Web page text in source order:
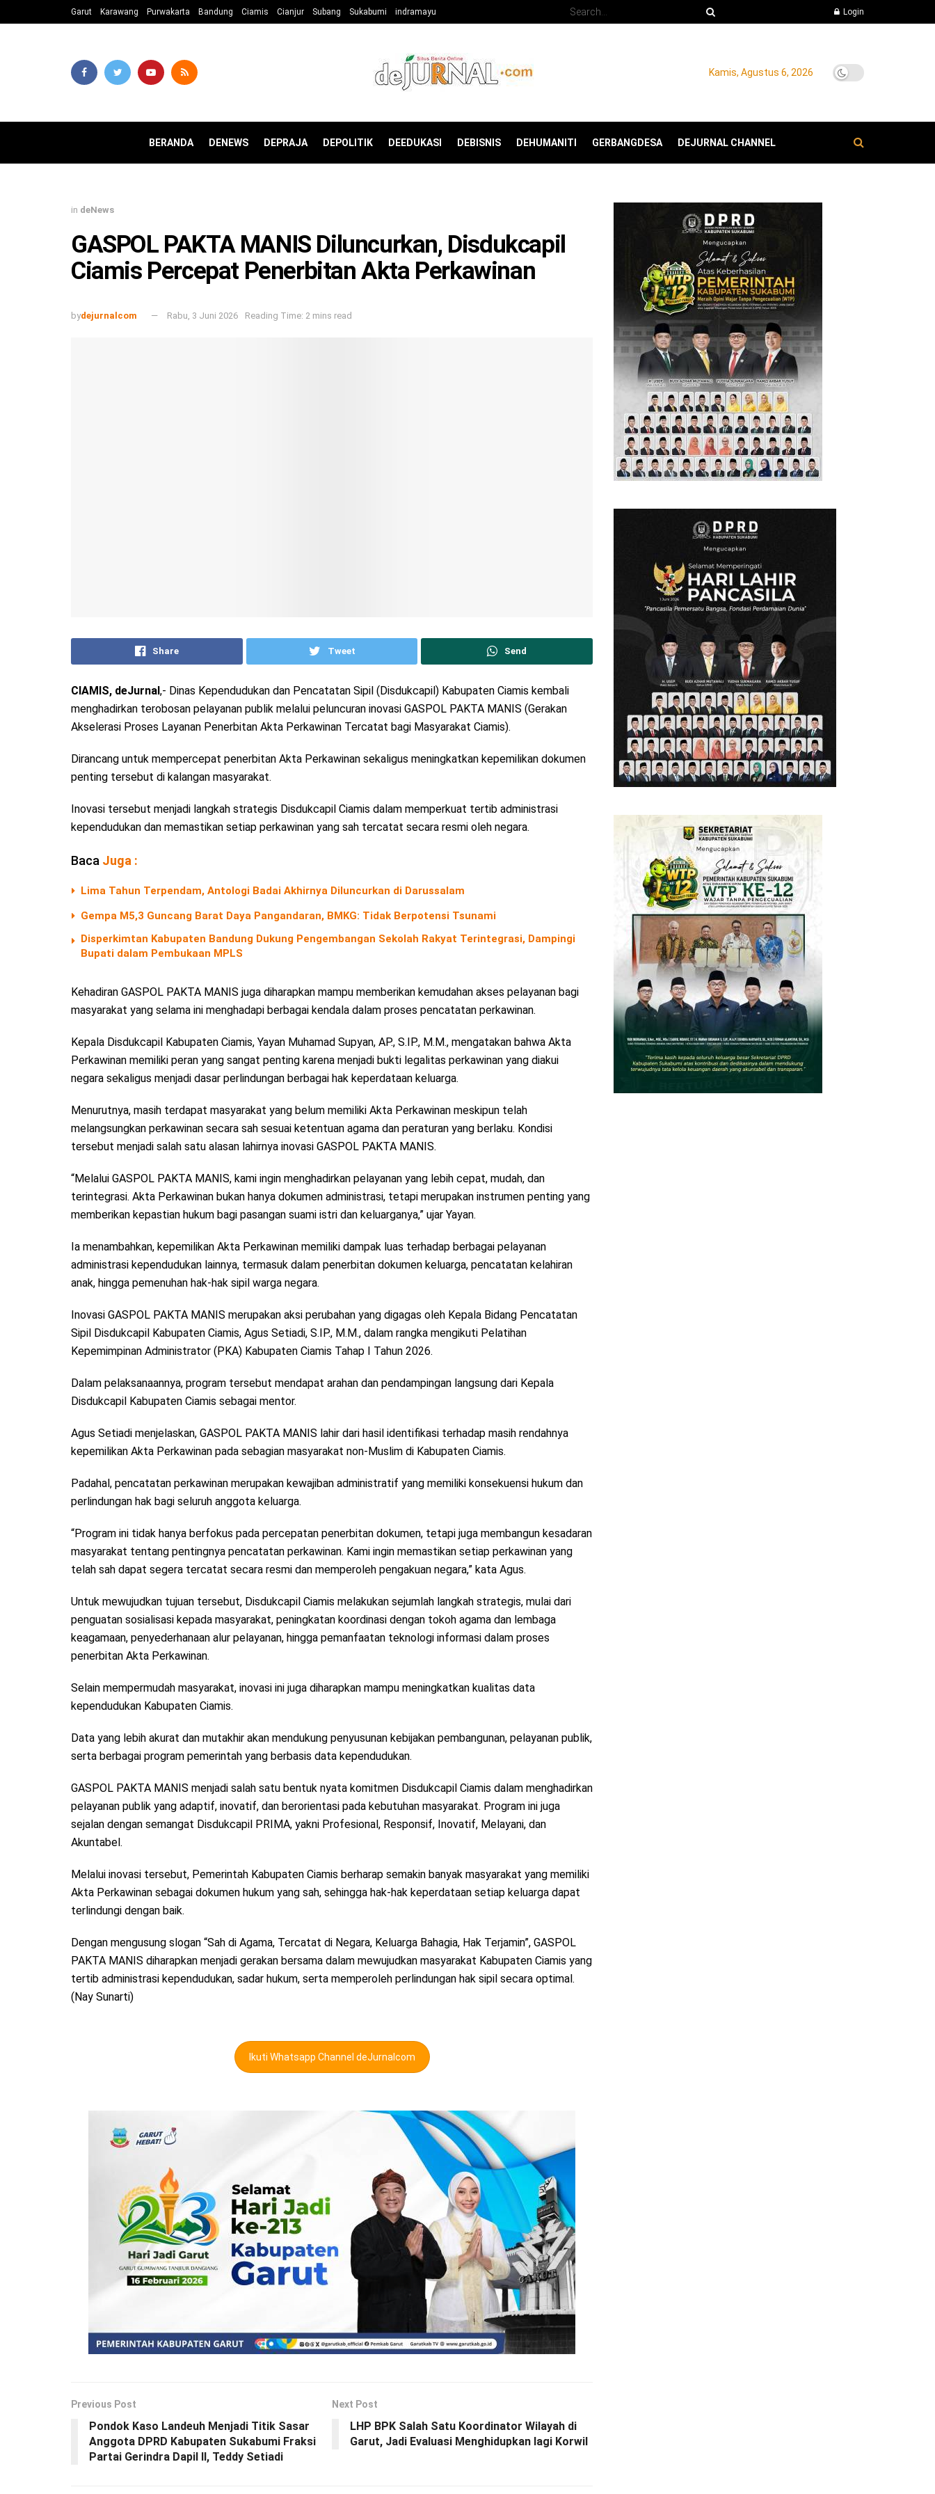
Garut Karawang Purwakarta Bandung Ciamis Cianjur Subang Sukabumi indramayu Login
Kamis, Agustus 6, 2026
BERANDA DENEWS DEPRAJA DEPOLITIK DEEDUKASI DEBISNIS DEHUMANITI GERBANGDESA DEJURNAL CHANNEL
in deNews
GASPOL PAKTA MANIS Diluncurkan, Disdukcapil
Ciamis Percepat Penerbitan Akta Perkawinan
bydejurnalcom Rabu, 3 Juni 2026 Reading Time: 2 mins read
Share Tweet Send
CIAMIS, deJurnal ,- Dinas Kependudukan dan Pencatatan Sipil (Disdukcapil) Kabupaten Ciamis kembali
menghadirkan terobosan pelayanan publik melalui peluncuran inovasi GASPOL PAKTA MANIS (Gerakan
Akselerasi Proses Layanan Penerbitan Akta Perkawinan Tercatat bagi Masyarakat Ciamis).
Dirancang untuk mempercepat penerbitan Akta Perkawinan sekaligus meningkatkan kepemilikan dokumen
penting tersebut di kalangan masyarakat.
Inovasi tersebut menjadi langkah strategis Disdukcapil Ciamis dalam memperkuat tertib administrasi
kependudukan dan memastikan setiap perkawinan yang sah tercatat secara resmi oleh negara.
Baca Juga :
Lima Tahun Terpendam, Antologi Badai Akhirnya Diluncurkan di Darussalam
Gempa M5,3 Guncang Barat Daya Pangandaran, BMKG: Tidak Berpotensi Tsunami
Disperkimtan Kabupaten Bandung Dukung Pengembangan Sekolah Rakyat Terintegrasi, Dampingi
Bupati dalam Pembukaan MPLS
Kehadiran GASPOL PAKTA MANIS juga diharapkan mampu memberikan kemudahan akses pelayanan bagi
masyarakat yang selama ini menghadapi berbagai kendala dalam proses pencatatan perkawinan.
Kepala Disdukcapil Kabupaten Ciamis, Yayan Muhamad Supyan, AP., S.IP., M.M., mengatakan bahwa Akta
Perkawinan memiliki peran yang sangat penting karena menjadi bukti legalitas perkawinan yang diakui
negara sekaligus menjadi dasar perlindungan berbagai hak keperdataan keluarga.
Menurutnya, masih terdapat masyarakat yang belum memiliki Akta Perkawinan meskipun telah
melangsungkan perkawinan secara sah sesuai ketentuan agama dan peraturan yang berlaku. Kondisi
tersebut menjadi salah satu alasan lahirnya inovasi GASPOL PAKTA MANIS.
“Melalui GASPOL PAKTA MANIS, kami ingin menghadirkan pelayanan yang lebih cepat, mudah, dan
terintegrasi. Akta Perkawinan bukan hanya dokumen administrasi, tetapi merupakan instrumen penting yang
memberikan kepastian hukum bagi pasangan suami istri dan keluarganya,” ujar Yayan.
Ia menambahkan, kepemilikan Akta Perkawinan memiliki dampak luas terhadap berbagai pelayanan
administrasi kependudukan lainnya, termasuk dalam penerbitan dokumen keluarga, pencatatan kelahiran
anak, hingga pemenuhan hak-hak sipil warga negara.
Inovasi GASPOL PAKTA MANIS merupakan aksi perubahan yang digagas oleh Kepala Bidang Pencatatan
Sipil Disdukcapil Kabupaten Ciamis, Agus Setiadi, S.IP., M.M., dalam rangka mengikuti Pelatihan
Kepemimpinan Administrator (PKA) Kabupaten Ciamis Tahap I Tahun 2026.
Dalam pelaksanaannya, program tersebut mendapat arahan dan pendampingan langsung dari Kepala
Disdukcapil Kabupaten Ciamis sebagai mentor.
Agus Setiadi menjelaskan, GASPOL PAKTA MANIS lahir dari hasil identifikasi terhadap masih rendahnya
kepemilikan Akta Perkawinan pada sebagian masyarakat non-Muslim di Kabupaten Ciamis.
Padahal, pencatatan perkawinan merupakan kewajiban administratif yang memiliki konsekuensi hukum dan
perlindungan hak bagi seluruh anggota keluarga.
“Program ini tidak hanya berfokus pada percepatan penerbitan dokumen, tetapi juga membangun kesadaran
masyarakat tentang pentingnya pencatatan perkawinan. Kami ingin memastikan setiap perkawinan yang
telah sah dapat segera tercatat secara resmi dan memperoleh pengakuan negara,” kata Agus.
Untuk mewujudkan tujuan tersebut, Disdukcapil Ciamis melakukan sejumlah langkah strategis, mulai dari
penguatan sosialisasi kepada masyarakat, peningkatan koordinasi dengan tokoh agama dan lembaga
keagamaan, penyederhanaan alur pelayanan, hingga pemanfaatan teknologi informasi dalam proses
penerbitan Akta Perkawinan.
Selain mempermudah masyarakat, inovasi ini juga diharapkan mampu meningkatkan kualitas data
kependudukan Kabupaten Ciamis.
Data yang lebih akurat dan mutakhir akan mendukung penyusunan kebijakan pembangunan, pelayanan publik,
serta berbagai program pemerintah yang berbasis data kependudukan.
GASPOL PAKTA MANIS menjadi salah satu bentuk nyata komitmen Disdukcapil Ciamis dalam menghadirkan
pelayanan publik yang adaptif, inovatif, dan berorientasi pada kebutuhan masyarakat. Program ini juga
sejalan dengan semangat Disdukcapil PRIMA, yakni Profesional, Responsif, Inovatif, Melayani, dan
Akuntabel.
Melalui inovasi tersebut, Pemerintah Kabupaten Ciamis berharap semakin banyak masyarakat yang memiliki
Akta Perkawinan sebagai dokumen hukum yang sah, sehingga hak-hak keperdataan setiap keluarga dapat
terlindungi dengan baik.
Dengan mengusung slogan “Sah di Agama, Tercatat di Negara, Keluarga Bahagia, Hak Terjamin”, GASPOL
PAKTA MANIS diharapkan menjadi gerakan bersama dalam mewujudkan masyarakat Kabupaten Ciamis yang
tertib administrasi kependudukan, sadar hukum, serta memperoleh perlindungan hak sipil secara optimal.
(Nay Sunarti)
Ikuti Whatsapp Channel deJurnalcom
Previous Post
Pondok Kaso Landeuh Menjadi Titik Sasar
Anggota DPRD Kabupaten Sukabumi Fraksi
Partai Gerindra Dapil II, Teddy Setiadi
Next Post
LHP BPK Salah Satu Koordinator Wilayah di
Garut, Jadi Evaluasi Menghidupkan lagi Korwil